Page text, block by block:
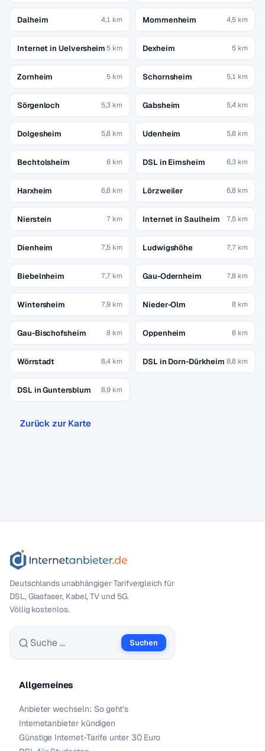
Dalheim 4,1 km Mommenheim 4,5 km
Internet in Uelversheim 5 km Dexheim 5 km
Zornheim 5 km Schornsheim 5,1 km
Sörgenloch 5,3 km Gabsheim 5,4 km
Dolgesheim 5,8 km Udenheim 5,8 km
Bechtolsheim 6 km DSL in Eimsheim 6,3 km
Harxheim 6,8 km Lörzweiler 6,8 km
Nierstein 7 km Internet in Saulheim 7,5 km
Dienheim 7,5 km Ludwigshöhe 7,7 km
Biebelnheim 7,7 km Gau-Odernheim 7,8 km
Wintersheim 7,9 km Nieder-Olm 8 km
Gau-Bischofsheim 8 km Oppenheim 8 km
Wörrstadt 8,4 km DSL in Dorn-Dürkheim 8,8 km
DSL in Guntersblum 8,9 km
Zurück zur Karte
Deutschlands unabhängiger Tarif­vergleich für
DSL, Glasfaser, Kabel, TV und 5G.
Völlig kostenlos.
Suche nach:
Suchen
Allgemeines
Anbieter wechseln: So geht’s
Internetanbieter kündigen
Günstige Internet-Tarife unter 30 Euro